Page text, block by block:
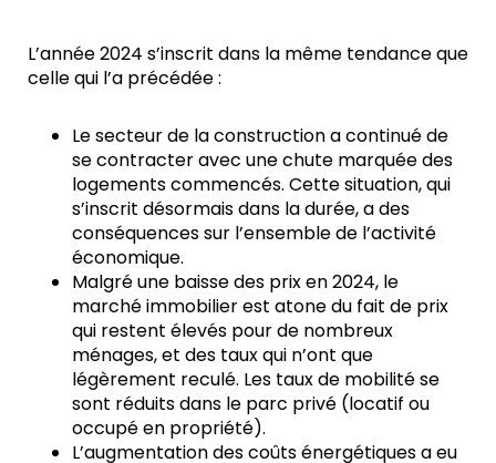
L’année 2024 s’inscrit dans la même tendance que
celle qui l’a précédée :
Le secteur de la construction a continué de
se contracter avec une chute marquée des
logements commencés. Cette situation, qui
s’inscrit désormais dans la durée, a des
conséquences sur l’ensemble de l’activité
économique.
Malgré une baisse des prix en 2024, le
marché immobilier est atone du fait de prix
qui restent élevés pour de nombreux
ménages, et des taux qui n’ont que
légèrement reculé. Les taux de mobilité se
sont réduits dans le parc privé (locatif ou
occupé en propriété).
L’augmentation des coûts énergétiques a eu